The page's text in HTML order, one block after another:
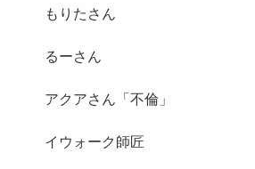
もりたさん
るーさん
アクアさん「不倫」
イウォーク師匠